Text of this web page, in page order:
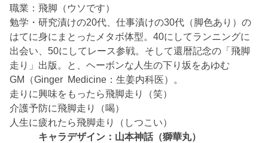
職業：飛脚（ウソです）
勉学・研究漬けの20代、仕事漬けの30代（脚色あり）の
はてに身にまとったメタボ体型。40にしてランニングに
出会い、50にしてレース参戦。そして還暦記念の「飛脚
走り」出版。と、ヘーボンな人生の下り坂をあゆむ
GM（Ginger Medicine：生姜内科医）。
走りに興味をもったら飛脚走り（笑）
介護予防に飛脚走り（喝）
人生に疲れたら飛脚走り（しつこい）
キャラデザイン：山本神話（獅華丸）